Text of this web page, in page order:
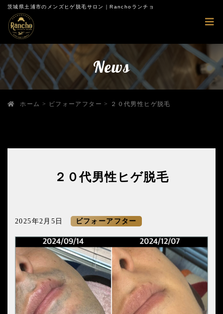
茨城県土浦市のメンズヒゲ脱毛サロン｜Ranchoランチョ
News
ホーム > ビフォーアフター > ２０代男性ヒゲ脱毛
２０代男性ヒゲ脱毛
2025年2月5日 ビフォーアフター